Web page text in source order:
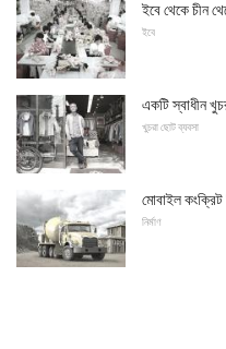
ইবে থেকে চীন
ইবে
একটি স্বাধীন
খুচরা ছোট ব্যবসা
মোবাইল কংক্রিট
নির্মাণ